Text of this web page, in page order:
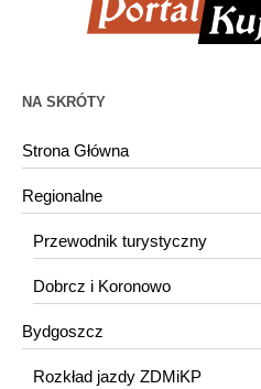
NA SKRÓTY
Strona Główna
Regionalne
Przewodnik turystyczny
Dobrcz i Koronowo
Bydgoszcz
Rozkład jazdy ZDMiKP